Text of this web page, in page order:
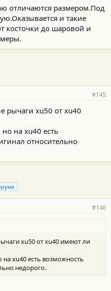
отличаются размером.Под
и такие
косточки до шаровой и
#145
рычаги xu50 от xu40
на xu40 есть
относительно
#146
xu50 от xu40 имеют ли
xu40 есть возможность
недорого.